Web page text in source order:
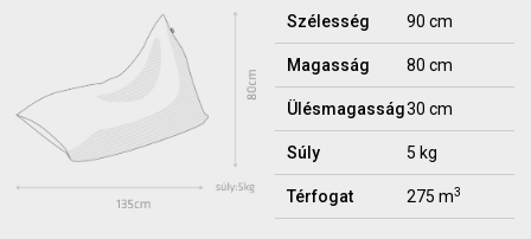
Szélesség 90 cm
Magasság 80 cm
Ülésmagasság30 cm
Súly 5 kg
Térfogat 275 m3